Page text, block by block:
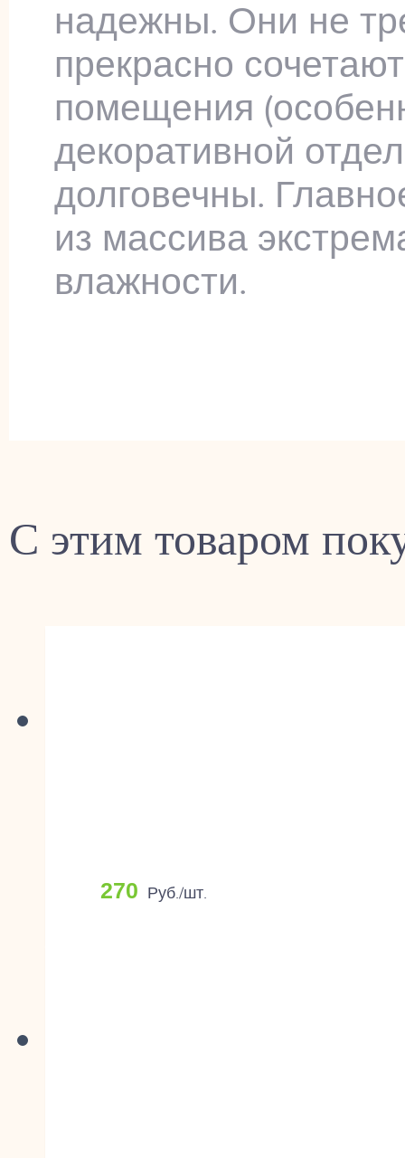
надежны. Они не
прекрасно
помещения
декоративной
долговечны.
из массива
влажности.
С этим товаром
270 Руб./шт.